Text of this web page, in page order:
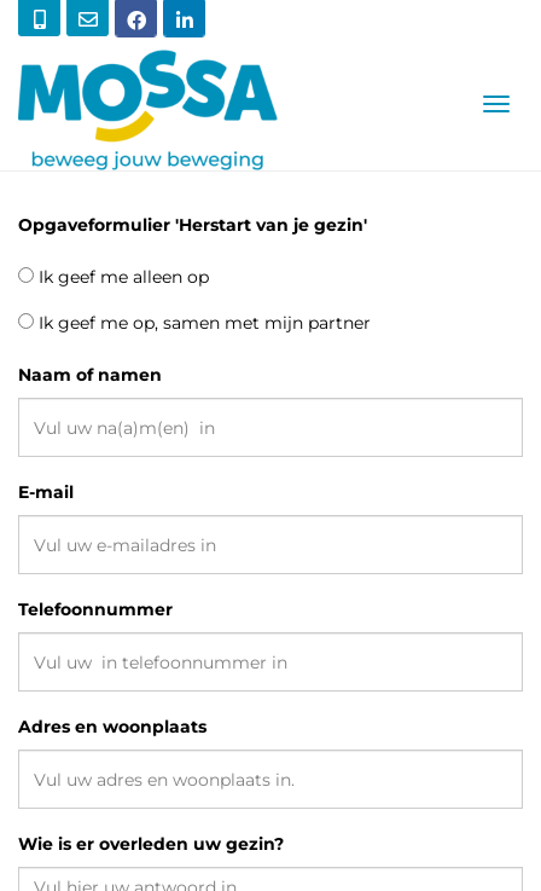
T
Opgaveformulier 'Herstart van je gezin'
Ik geef me alleen op
Ik geef me op, samen met mijn partner
Naam of namen
E-mail
Telefoonnummer
Adres en woonplaats
Wie is er overleden uw gezin?